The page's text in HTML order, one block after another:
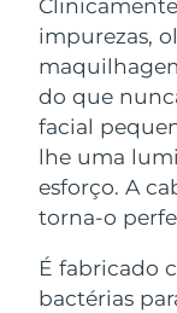
impurezas,
do que
facial
lhe uma
esforço. A
torna-o
É fabricado
bactérias
Hidratação
FAQ™
Bósnia e
Herzegovina
Brunei
Bulgária
Canadá
Chile